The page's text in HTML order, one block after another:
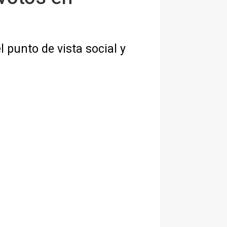
punto de vista social y